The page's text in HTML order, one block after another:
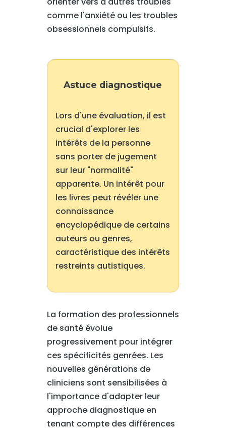
comme l'anxiété ou les troubles
obsessionnels compulsifs.
Astuce diagnostique
Lors d'une évaluation, il est
crucial d'explorer les
intérêts de la personne
sans porter de jugement
sur leur "normalité"
apparente. Un intérêt pour
les livres peut révéler une
connaissance
encyclopédique de certains
auteurs ou genres,
caractéristique des intérêts
restreints autistiques.
La formation des professionnels
de santé évolue
progressivement pour intégrer
ces spécificités genrées. Les
nouvelles générations de
cliniciens sont sensibilisées à
l'importance d'adapter leur
approche diagnostique en
tenant compte des différences